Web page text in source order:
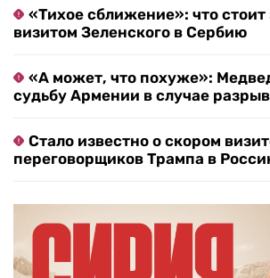
«Тихое сближение»: что
визитом Зеленского в Сербию
«А может, что похуже»:
судьбу Армении в случае
Стало известно о скором
переговорщиков Трампа в